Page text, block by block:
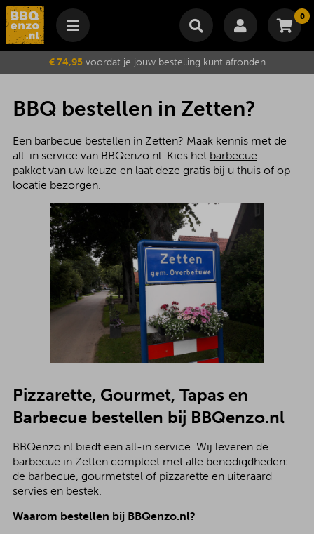
0
Winkelmand
Je winkelwagen is momenteel leeg.
Subtotaal €
Wijzig winkelmand Bestellen
€ 74,95voordat je jouw bestelling kunt afronden
BBQ bestellen in Zetten?
Een barbecue bestellen in Zetten? Maak kennis met de
all-in service van BBQenzo.nl. Kies het barbecue
pakketvan uw keuze en laat deze gratis bij u thuis of op
locatie bezorgen.
Pizzarette, Gourmet, Tapas en
Barbecue bestellen bij BBQenzo.nl
BBQenzo.nl biedt een all-in service. Wij leveren de
barbecue in Zetten compleet met alle benodigdheden:
de barbecue, gourmetstel of pizzarette en uiteraard
servies en bestek.
Waarom bestellen bij BBQenzo.nl?